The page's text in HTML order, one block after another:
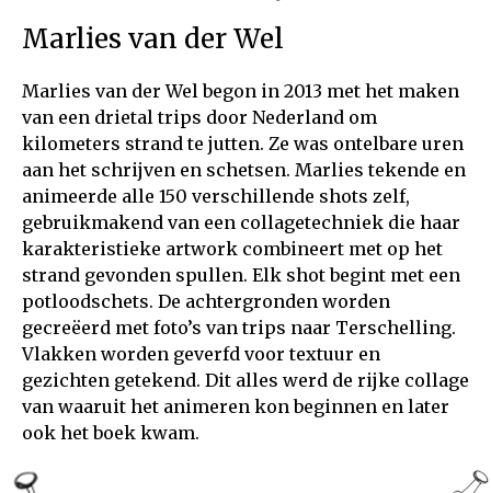
Marlies van der Wel
Marlies van der Wel begon in 2013 met het maken
van een drietal trips door Nederland om
kilometers strand te jutten. Ze was ontelbare uren
aan het schrijven en schetsen. Marlies tekende en
animeerde alle 150 verschillende shots zelf,
gebruikmakend van een collagetechniek die haar
karakteristieke artwork combineert met op het
strand gevonden spullen. Elk shot begint met een
potloodschets. De achtergronden worden
gecreëerd met foto’s van trips naar Terschelling.
Vlakken worden geverfd voor textuur en
gezichten getekend. Dit alles werd de rijke collage
van waaruit het animeren kon beginnen en later
ook het boek kwam.